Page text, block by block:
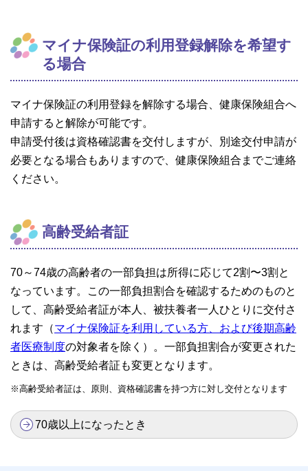
マイナ保険証の利用登録解除を希望す
る場合
マイナ保険証の利用登録を解除する場合、健康保険組合へ
申請すると解除が可能です。
申請受付後は資格確認書を交付しますが、別途交付申請が
必要となる場合もありますので、健康保険組合までご連絡
ください。
高齢受給者証
70～74歳の高齢者の一部負担は所得に応じて2割〜3割と
なっています。この一部負担割合を確認するためのものと
して、高齢受給者証が本人、被扶養者一人ひとりに交付さ
れます（マイナ保険証を利用している方、および後期高齢
者医療制度の対象者を除く）。一部負担割合が変更された
ときは、高齢受給者証も変更となります。
※高齢受給者証は、原則、資格確認書を持つ方に対し交付となります
70歳以上になったとき